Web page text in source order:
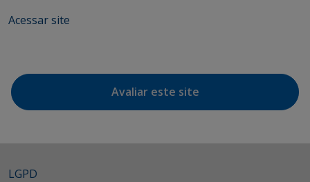
Acessar site
Avaliar este site
LGPD